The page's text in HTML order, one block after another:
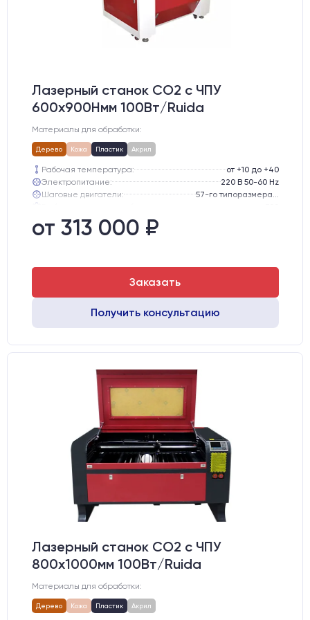
Лазерный станок CO2 c ЧПУ
600х900Hмм 100Вт/Ruida
Материалы для обработки:
Дерево Кожа Пластик Акрил
Рабочая температура:
от +10 до +40
Электропитание:
220 В 50-60 Hz
Шаговые двигатели:
Направляющие оси Y:
Направляющие оси Х:
от 313 000 ₽
Заказать
Получить консультацию
Лазерный станок CO2 c ЧПУ
800х1000мм 100Вт/Ruida
Материалы для обработки:
Дерево Кожа Пластик Акрил